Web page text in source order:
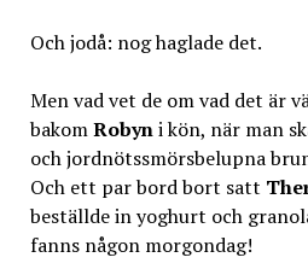
Och jodå: nog haglade det.
Men vad vet de om vad det är
bakomRobyni kön, när man
och jordnötssmörsbelupna
Och ett par bord bort satt
beställde in yoghurt och
fanns någon morgondag!